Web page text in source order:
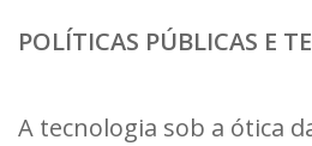
POLÍTICAS PÚBLICAS E
A tecnologia sob a ótica